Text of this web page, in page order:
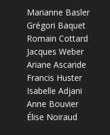
Marianne Basler
Grégori Baquet
Romain Cottard
Jacques Weber
Ariane Ascaride
Francis Huster
Isabelle Adjani
Anne Bouvier
Élise Noiraud